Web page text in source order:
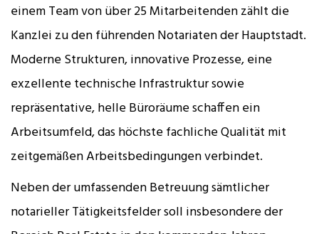
einem Team von über 25 Mitarbeitenden zählt die
Kanzlei zu den führenden Notariaten der Hauptstadt.
Moderne Strukturen, innovative Prozesse, eine
exzellente technische Infrastruktur sowie
repräsentative, helle Büroräume schaffen ein
Arbeitsumfeld, das höchste fachliche Qualität mit
zeitgemäßen Arbeitsbedingungen verbindet.
Neben der umfassenden Betreuung sämtlicher
notarieller Tätigkeitsfelder soll insbesondere der